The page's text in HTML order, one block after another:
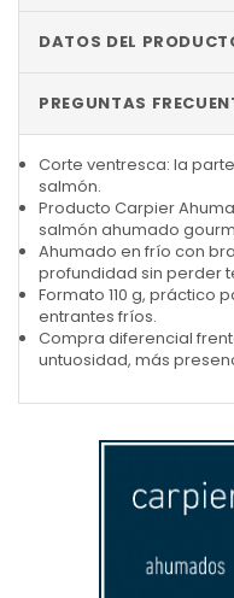
Corte ventresca: la
salmón.
Producto Carpier
salmón ahumado
Ahumado en frío con
profundidad sin perder
Formato 110 g, práctico
entrantes fríos.
Compra diferencial
untuosidad, más
DATOS DEL
PREGUNTAS